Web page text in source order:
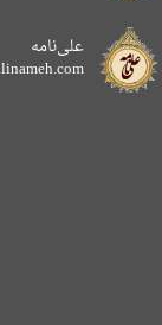
علی‌نامه